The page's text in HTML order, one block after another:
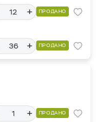
+ ПРОДАНО
+ ПРОДАНО
+ ПРОДАНО